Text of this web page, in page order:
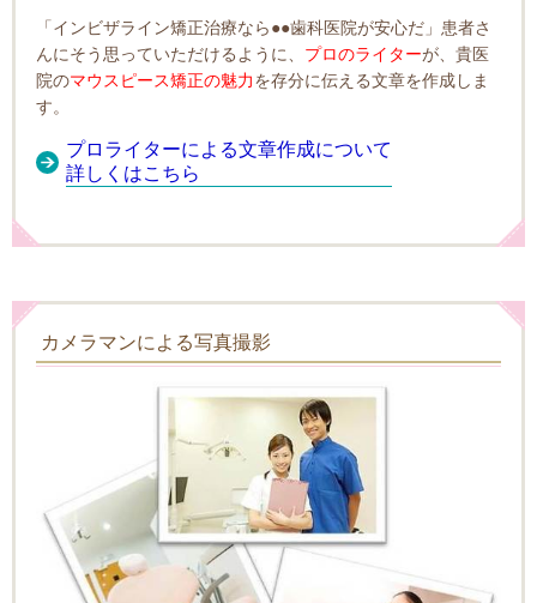
「インビザライン矯正治療なら●●歯科医院が安心だ」患者さ
んにそう思っていただけるように、 プロのライターが、貴医
院のマウスピース矯正の魅力を存分に伝える文章を作成しま
す。
プロライターによる文章作成について
詳しくはこちら
カメラマンによる写真撮影